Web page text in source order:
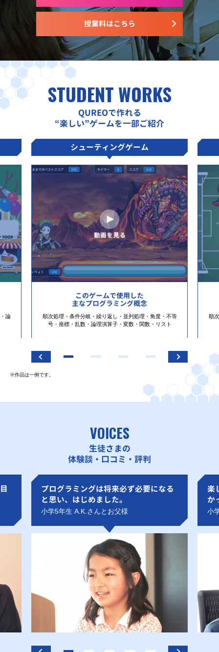
授業料はこちら
STUDENT WORKS
QUREOで作れる
“楽しい”ゲームを一部ご紹介
論
シューティングゲーム
このゲームで使用した
主なプログラミング概念
順次処理・条件分岐・繰り返し・並列処理・角度・不等
号・座標・乱数・論理演算子・変数・関数・リスト
順
※作品は一例です。
VOICES
生徒さまの
体験談・口コミ・評判
プログラミングは将来必ず必要になる
と思い、はじめました。
小学5年生 A.K.さんとお父様
楽
か
小